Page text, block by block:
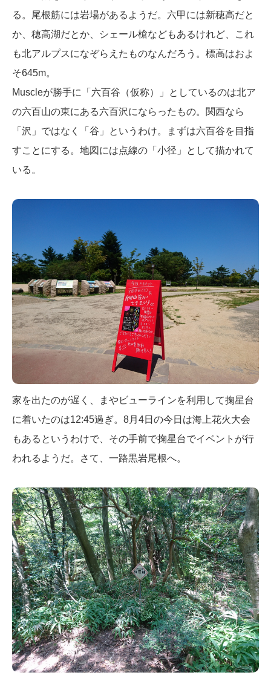
る。尾根筋には岩場があるようだ。六甲には新穂高だと
か、穂高湖だとか、シェール槍などもあるけれど、これ
も北アルプスになぞらえたものなんだろう。標高はおよ
そ645m。
Muscleが勝手に「六百谷（仮称）」としているのは北ア
の六百山の東にある六百沢にならったもの。関西なら
「沢」ではなく「谷」というわけ。まずは六百谷を目指
すことにする。地図には点線の「小径」として描かれて
いる。
家を出たのが遅く、まやビューラインを利用して掬星台
に着いたのは12:45過ぎ。8月4日の今日は海上花火大会
もあるというわけで、その手前で掬星台でイベントが行
われるようだ。さて、一路黒岩尾根へ。